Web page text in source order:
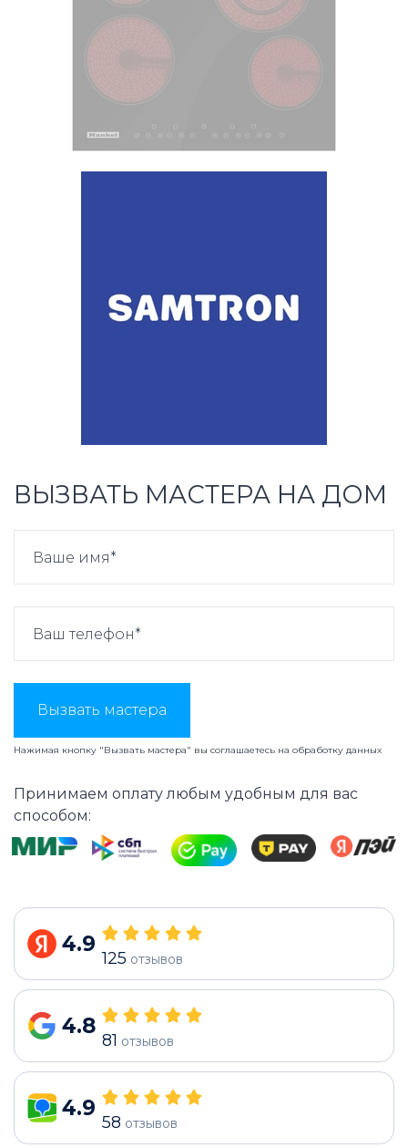
ВЫЗВАТЬ МАСТЕРА НА ДОМ
Вызвать мастера
Нажимая кнопку "Вызвать мастера" вы соглашаетесь на обработку данных
Принимаем оплату любым удобным для вас
способом:
4.9
125 отзывов
4.8
81 отзывов
4.9
58 отзывов